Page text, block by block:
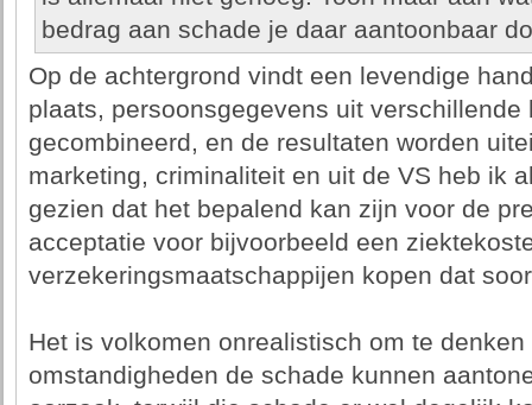
bedrag aan schade je daar aantoonbaar
Op de achtergrond vindt een levendige
plaats, persoonsgegevens uit verschillende
gecombineerd, en de resultaten worden
marketing, criminaliteit en uit de VS heb ik
gezien dat het bepalend kan zijn voor de
acceptatie voor bijvoorbeeld een
verzekeringsmaatschappijen kopen dat
Het is volkomen onrealistisch om te
omstandigheden de schade kunnen